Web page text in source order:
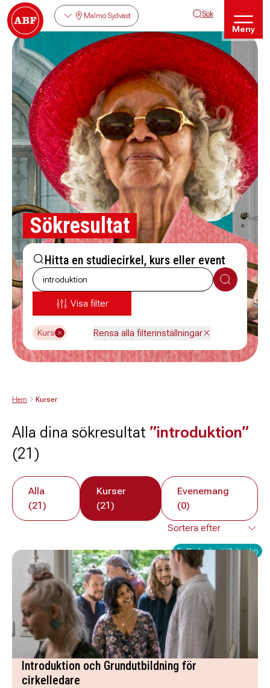
Malmö Sydväst Sök
Meny
Sökresultat
Hitta en studiecirkel, kurs eller event
Sök
Visa filter
Kurs Rensa alla filterinställningar
Hem Kurser
Alla dina sökresultat ”introduktion”
(21)
Alla
(21)
Kurser
(21)
Evenemang
(0)
Fullbokad - ställ dig i kö
Introduktion och Grundutbildning för
cirkelledare